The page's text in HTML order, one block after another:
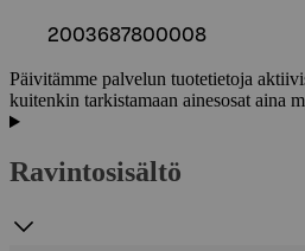
2003687800008
Päivitämme palvelun tuotetietoja
kuitenkin tarkistamaan ainesosat aina
Ravintosisältö